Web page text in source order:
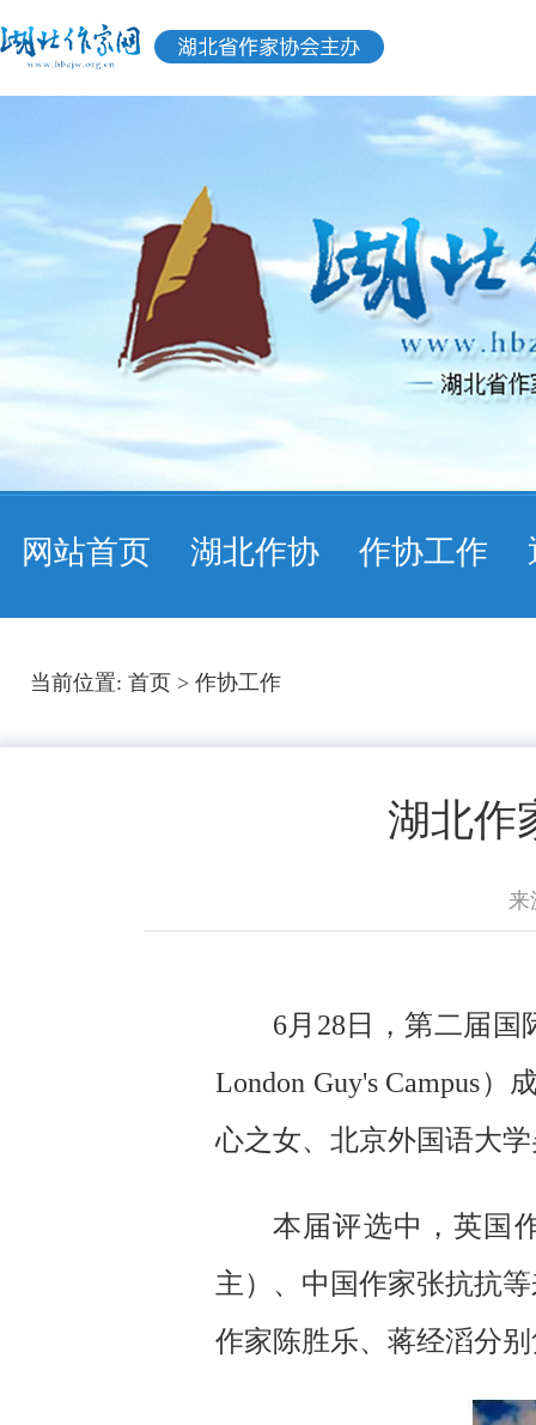
网站首页 湖北作协 作协工作
当前位置: 首页 > 作协工作
湖北作
来
6月28日，第二届国
London Guy's Campus
心之女、北京外国语大
本届评选中，英国
主）、中国作家张抗抗
作家陈胜乐、蒋经滔分